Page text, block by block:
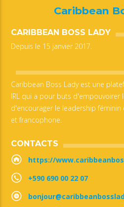
Caribbean
CARIBBEAN BOSS LADY
Depuis le 15 janvier 2017.
Caribbean Boss Lady est une
IRL qui a pour buts d'empouvoirer
d'encourager le leadership féminin
et francophone.
CONTACTS
https://
+590 690 00 22 07